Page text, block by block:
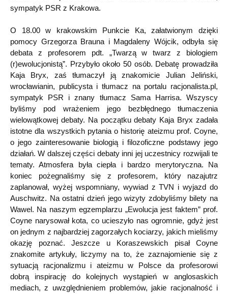
sympatyk PSR z Krakowa.
O 18.00 w krakowskim Punkcie Ka, załatwionym dzięki
pomocy Grzegorza Brauna i Magdaleny Wójcik, odbyła się
debata z profesorem pdt. „Twarzą w twarz z biologiem
(r)ewolucjonistą”. Przybyło około 50 osób. Debatę prowadziła
Kaja Bryx, zaś tłumaczył ją znakomicie Julian Jeliński,
wrocławianin, publicysta i tłumacz na portalu racjonalista.pl,
sympatyk PSR i znany tłumacz Sama Harrisa. Wszyscy
byliśmy pod wrażeniem jego bezbłędnego tłumaczenia
wielowątkowej debaty. Na początku debaty Kaja Bryx zadała
istotne dla wszystkich pytania o historię ateizmu prof. Coyne,
o jego zainteresowanie biologią i filozoficzne podstawy jego
działań. W dalszej części debaty inni jej uczestnicy rozwijali te
tematy. Atmosfera była ciepła i bardzo merytoryczna. Na
koniec pożegnaliśmy się z profesorem, który nazajutrz
zaplanował, wyżej wspomniany, wywiad z TVN i wyjazd do
Auschwitz. Na ostatni dzień jego wizyty zdobyliśmy bilety na
Wawel. Na naszym egzemplarzu „Ewolucja jest faktem” prof.
Coyne narysował kota, co ucieszyło nas ogromnie, gdyż jest
on jednym z najbardziej zagorzałych kociarzy, jakich mieliśmy
okazję poznać. Jeszcze u Koraszewskich pisał Coyne
znakomite artykuły, liczymy na to, że zaznajomienie się z
sytuacją racjonalizmu i ateizmu w Polsce da profesorowi
dobrą inspirację do kolejnych wystąpień w anglosaskich
mediach, z uwzględnieniem problemów, jakie racjonalność i